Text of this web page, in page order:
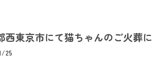
西東京市にて猫ちゃんのご火葬に
25